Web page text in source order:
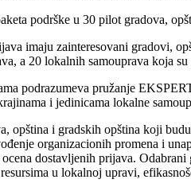
podrške u 30 pilot gradova,
imaju zainteresovani gradovi,
a 20 lokalnih samouprava koja
podrazumeva pružanje
i jedinicama lokalne
opština i gradskih opština koji
organizacionih promena i
dostavljenih prijava.
u lokalnoj upravi,